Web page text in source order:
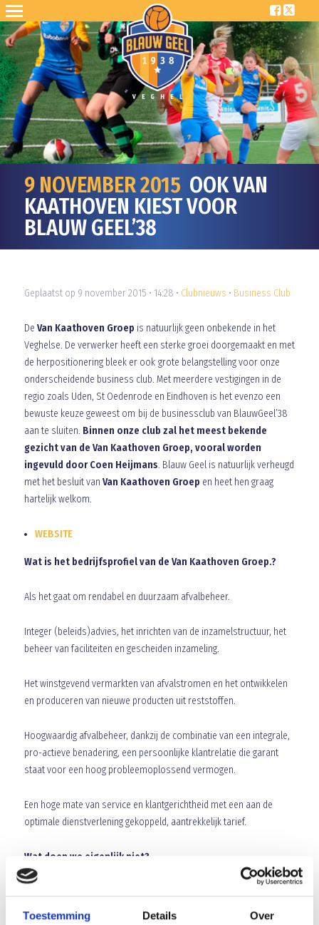
Toestemming Details Over
9 NOVEMBER 2015 OOK VAN
KAATHOVEN KIEST VOOR
BLAUW GEEL’38
Geplaatst op 9 november 2015 • 14:28 • Clubnieuws • Business Club
De Van Kaathoven Groep is natuurlijk geen onbekende in het
Veghelse. De verwerker heeft een sterke groei doorgemaakt en met
de herpositionering bleek er ook grote belangstelling voor onze
onderscheidende business club. Met meerdere vestigingen in de
regio zoals Uden, St Oedenrode en Eindhoven is het evenzo een
bewuste keuze geweest om bij de businessclub van BlauwGeel’38
aan te sluiten. Binnen onze club zal het meest bekende
gezicht van de Van Kaathoven Groep, vooral worden
ingevuld door Coen Heijmans. Blauw Geel is natuurlijk verheugd
met het besluit van Van Kaathoven Groep en heet hen graag
hartelijk welkom.
WEBSITE
Wat is het bedrijfsprofiel van de Van Kaathoven Groep.?
Als het gaat om rendabel en duurzaam afvalbeheer.
Integer (beleids)advies, het inrichten van de inzamelstructuur, het
beheer van faciliteiten en gescheiden inzameling.
Het winstgevend vermarkten van afvalstromen en het ontwikkelen
en produceren van nieuwe producten uit reststoffen.
Hoogwaardig afvalbeheer, dankzij de combinatie van een integrale,
pro-actieve benadering, een persoonlijke klantrelatie die garant
staat voor een hoog probleemoplossend vermogen.
Een hoge mate van service en klantgerichtheid met een aan de
optimale dienstverlening gekoppeld, aantrekkelijk tarief.
Wat doen we eigenlijk niet?
adviseert, regisseert en uitvoert.